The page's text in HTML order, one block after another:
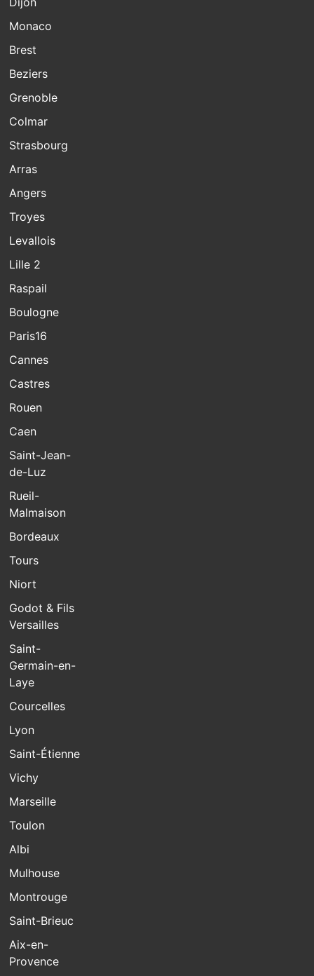
Monaco
Brest
Beziers
Grenoble
Colmar
Strasbourg
Arras
Angers
Troyes
Levallois
Lille 2
Raspail
Boulogne
Paris16
Cannes
Castres
Rouen
Caen
Saint-Jean-
de-Luz
Rueil-
Malmaison
Bordeaux
Tours
Niort
Godot & Fils
Versailles
Saint-
Germain-en-
Laye
Courcelles
Lyon
Saint-Étienne
Vichy
Marseille
Toulon
Albi
Mulhouse
Montrouge
Saint-Brieuc
Aix-en-
Provence